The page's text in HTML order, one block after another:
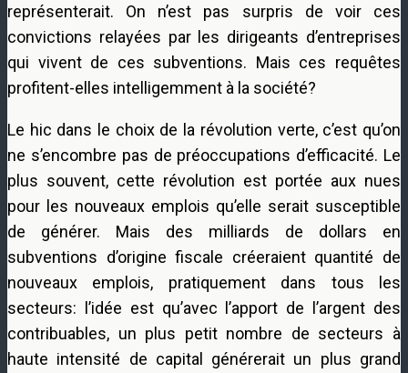
représenterait. On n’est pas surpris de voir ces
convictions relayées par les dirigeants d’entreprises
qui vivent de ces subventions. Mais ces requêtes
profitent-elles intelligemment à la société?
Le hic dans le choix de la révolution verte, c’est qu’on
ne s’encombre pas de préoccupations d’efficacité. Le
plus souvent, cette révolution est portée aux nues
pour les nouveaux emplois qu’elle serait susceptible
de générer. Mais des milliards de dollars en
subventions d’origine fiscale créeraient quantité de
nouveaux emplois, pratiquement dans tous les
secteurs: l’idée est qu’avec l’apport de l’argent des
contribuables, un plus petit nombre de secteurs à
haute intensité de capital générerait un plus grand